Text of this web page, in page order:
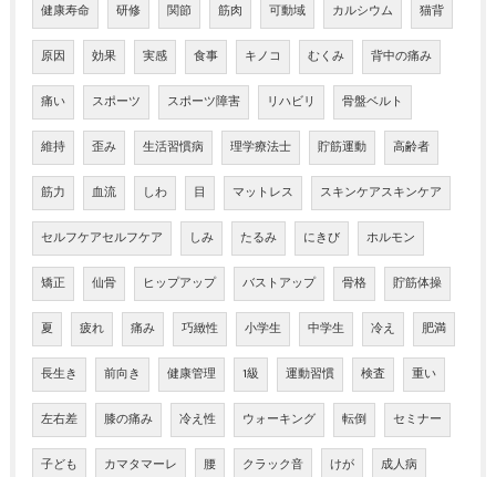
健康寿命 研修 関節 筋肉 可動域 カルシウム 猫背
原因 効果 実感 食事 キノコ むくみ 背中の痛み
痛い スポーツ スポーツ障害 リハビリ 骨盤ベルト
維持 歪み 生活習慣病 理学療法士 貯筋運動 高齢者
筋力 血流 しわ 目 マットレス スキンケアスキンケア
セルフケアセルフケア しみ たるみ にきび ホルモン
矯正 仙骨 ヒップアップ バストアップ 骨格 貯筋体操
夏 疲れ 痛み 巧緻性 小学生 中学生 冷え 肥満
長生き 前向き 健康管理 1級 運動習慣 検査 重い
左右差 膝の痛み 冷え性 ウォーキング 転倒 セミナー
子ども カマタマーレ 腰 クラック音 けが 成人病